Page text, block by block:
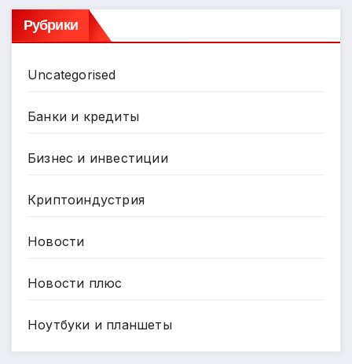
Рубрики
Uncategorised
Банки и кредиты
Бизнес и инвестиции
Криптоиндустрия
Новости
Новости плюс
Ноутбуки и планшеты